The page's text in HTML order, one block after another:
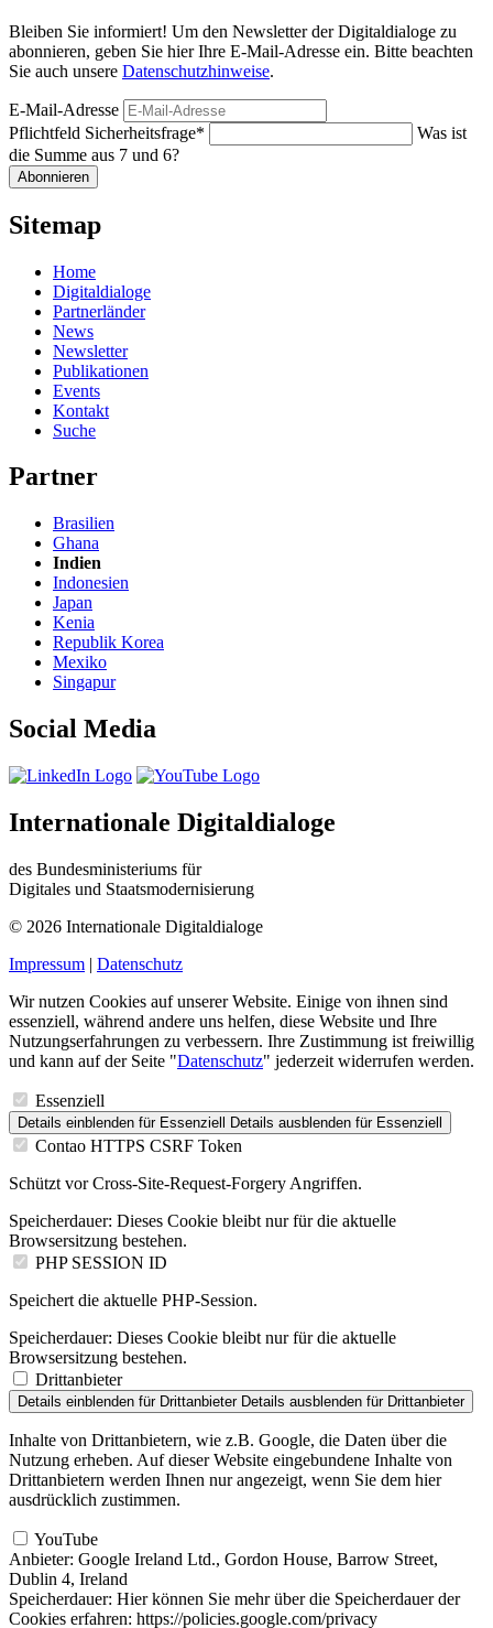
Bleiben Sie informiert! Um den Newsletter der Digitaldialoge zu
abonnieren, geben Sie hier Ihre E-Mail-Adresse ein. Bitte beachten
Sie auch unsere Datenschutzhinweise.
E-Mail-Adresse
Pflichtfeld Sicherheitsfrage*
Was ist
die Summe aus 7 und 6?
Abonnieren
Sitemap
Home
Digitaldialoge
Partnerländer
News
Newsletter
Publikationen
Events
Kontakt
Suche
Partner
Brasilien
Ghana
Indien
Indonesien
Japan
Kenia
Republik Korea
Mexiko
Singapur
Social Media
Internationale Digitaldialoge
des Bundesministeriums für
Digitales und Staatsmodernisierung
© 2026 Internationale Digitaldialoge
Impressum | Datenschutz
Wir nutzen Cookies auf unserer Website. Einige von ihnen sind
essenziell, während andere uns helfen, diese Website und Ihre
Nutzungserfahrungen zu verbessern. Ihre Zustimmung ist freiwillig
und kann auf der Seite "Datenschutz" jederzeit widerrufen werden.
Essenziell
Details einblenden für Essenziell Details ausblenden für Essenziell
Contao HTTPS CSRF Token
Schützt vor Cross-Site-Request-Forgery Angriffen.
Speicherdauer: Dieses Cookie bleibt nur für die aktuelle
Browsersitzung bestehen.
PHP SESSION ID
Speichert die aktuelle PHP-Session.
Speicherdauer: Dieses Cookie bleibt nur für die aktuelle
Browsersitzung bestehen.
Drittanbieter
Details einblenden für Drittanbieter Details ausblenden für Drittanbieter
Inhalte von Drittanbietern, wie z.B. Google, die Daten über die
Nutzung erheben. Auf dieser Website eingebundene Inhalte von
Drittanbietern werden Ihnen nur angezeigt, wenn Sie dem hier
ausdrücklich zustimmen.
YouTube
Anbieter: Google Ireland Ltd., Gordon House, Barrow Street,
Dublin 4, Ireland
Speicherdauer: Hier können Sie mehr über die Speicherdauer der
Cookies erfahren: https://policies.google.com/privacy